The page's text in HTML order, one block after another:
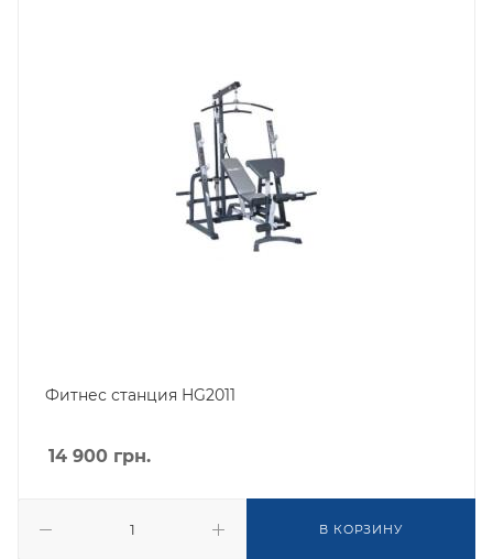
Фитнес станция HG2011
14 900 грн.
В КОРЗИНУ